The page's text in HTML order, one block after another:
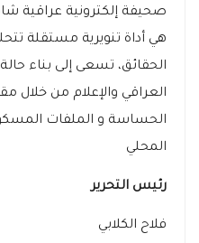
صحيفة إلكترونية عراقية
هي أداة تنويرية مستقلة
الحقائق، تسعى إلى بناء
العراقي والإعلام من خلال
الحساسة و الملفات
المحلي
رئيس التحرير
فلاح الكلابي